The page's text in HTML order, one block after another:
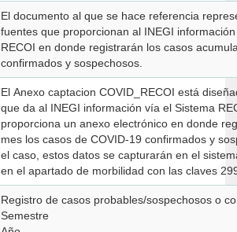
El documento al que se hace referencia
fuentes que proporcionan al INEGI
RECOI en donde registrarán los casos
confirmados y sospechosos.
El Anexo captacion COVID_RECOI está
que da al INEGI información vía el Sistema
proporciona un anexo electrónico en donde
mes los casos de COVID-19 confirmados y
el caso, estos datos se capturarán en el
en el apartado de morbilidad con las claves
Registro de casos probables/sospechosos
Semestre